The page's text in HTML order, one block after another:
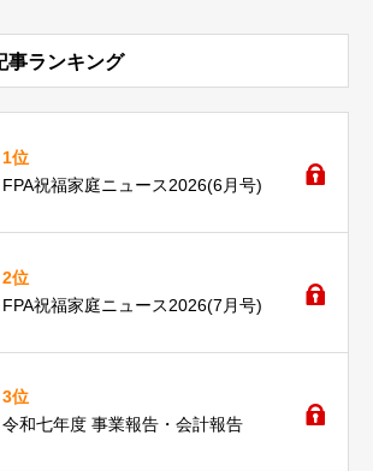
事ランキング
1位
FPA祝福家庭ニュース2026(6月号)
2位
FPA祝福家庭ニュース2026(7月号)
3位
令和七年度 事業報告・会計報告